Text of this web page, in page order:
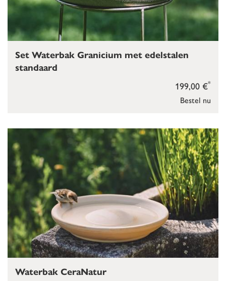
Bestel nu
199,00 €*
Set Waterbak Granicium met edelstalen
standaard
Waterbak CeraNatur